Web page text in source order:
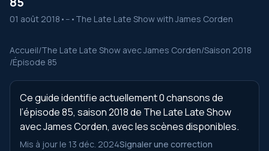
01 août 2018 • -- • The Late Late Show with James Corden
Accueil/The Late Late Show avec James Corden/Saison 2018
/Épisode 85
Ce guide identifie actuellement 0 chansons de
l’épisode 85, saison 2018 de The Late Late Show
avec James Corden, avec les scènes disponibles.
Mis à jour le 13 déc. 2024Signaler une correction